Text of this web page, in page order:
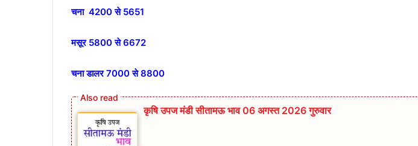
चना 4200 से 5651
मसूर 5800 से 6672
चना डालर 7000 से 8800
कृषि उपज मंडी सीतामऊ भाव 06 अगस्त 2026 गुरुवार